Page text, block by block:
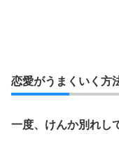
恋愛がうまくいく方
一度、けんか別れし